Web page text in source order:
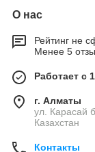
О нас
Рейтинг не
Менее 5
Работает с
г. Алматы
ул. Карасай
Казахстан
Контакты